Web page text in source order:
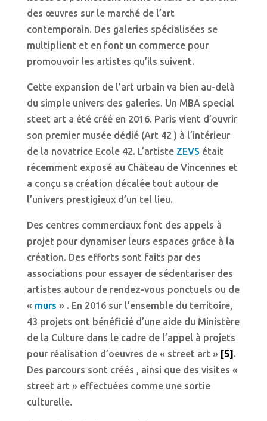
des œuvres sur le marché de l’art
contemporain. Des galeries spécialisées se
multiplient et en font un commerce pour
promouvoir les artistes qu’ils suivent.
Cette expansion de l’art urbain va bien au-delà
du simple univers des galeries. Un MBA special
steet art a été créé en 2016. Paris vient d’ouvrir
son premier musée dédié (Art 42 ) à l’intérieur
de la novatrice Ecole 42. L’artiste ZEVS était
récemment exposé au Château de Vincennes et
a conçu sa création décalée tout autour de
l’univers prestigieux d’un tel lieu.
Des centres commerciaux font des appels à
projet pour dynamiser leurs espaces grâce à la
création. Des efforts sont faits par des
associations pour essayer de sédentariser des
artistes autour de rendez-vous ponctuels ou de
« murs » . En 2016 sur l’ensemble du territoire,
43 projets ont bénéficié d’une aide du Ministère
de la Culture dans le cadre de l’appel à projets
pour réalisation d’oeuvres de « street art » [5] .
Des parcours sont créés , ainsi que des visites «
street art » effectuées comme une sortie
culturelle.